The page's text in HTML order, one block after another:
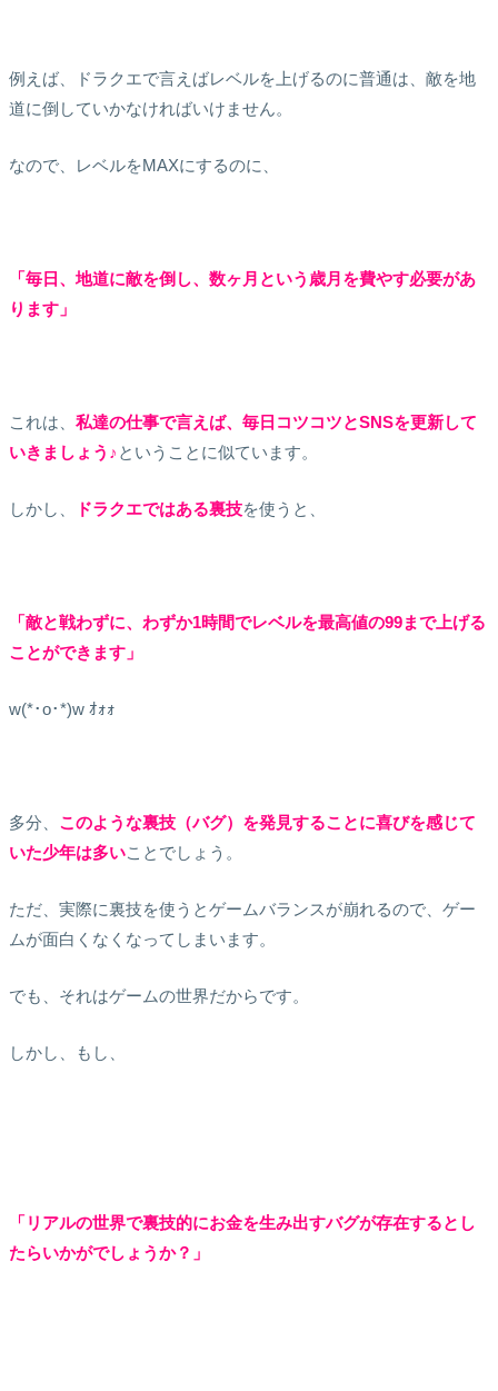
例えば、ドラクエで言えばレベルを上げるのに普通は、敵を地
道に倒していかなければいけません。
なので、レベルをMAXにするのに、
「毎日、地道に敵を倒し、数ヶ月という歳月を費やす必要があ
ります」
これは、 私達の仕事で言えば、毎日コツコツとSNSを更新して
いきましょう♪ ということに似ています。
しかし、 ドラクエではある裏技を使うと、
「敵と戦わずに、わずか1時間でレベルを最高値の99まで上げる
ことができます」
w(*･o･*)w ｵｫｫ
多分、 このような裏技（バグ）を発見することに喜びを感じて
いた少年は多いことでしょう。
ただ、実際に裏技を使うとゲームバランスが崩れるので、ゲー
ムが面白くなくなってしまいます。
でも、それはゲームの世界だからです。
しかし、もし、
「リアルの世界で裏技的にお金を生み出すバグが存在するとし
たらいかがでしょうか？」